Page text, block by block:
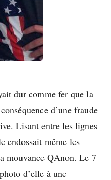
dur comme fer que la
d’une fraude
Lisant entre les lignes
endossait même les
mouvance QAnon. Le 7
d’elle à une